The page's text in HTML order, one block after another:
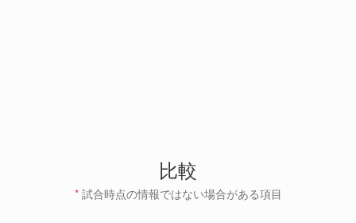
比較
* 試合時点の情報ではない場合がある項目